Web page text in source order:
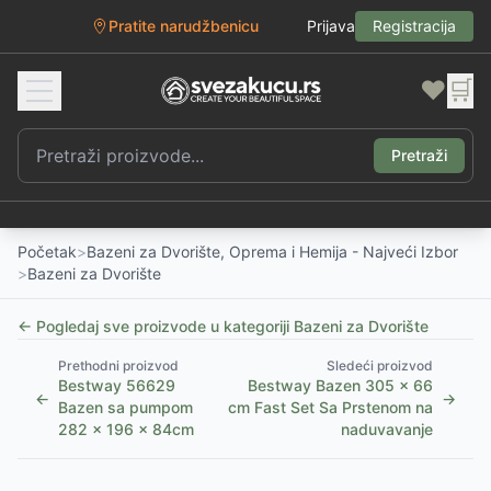
Pratite narudžbenicu Prijava Registracija
❤️ 🛒
Pretraži
Početak>Bazeni za Dvorište, Oprema i Hemija - Najveći Izbor
>Bazeni za Dvorište
← Pogledaj sve proizvode u kategoriji Bazeni za Dvorište
←
Prethodni proizvod
Bestway 56629
Bazen sa pumpom
282 x 196 x 84cm
Sledeći proizvod
Bestway Bazen 305 x 66
cm Fast Set Sa Prstenom na
naduvavanje
→